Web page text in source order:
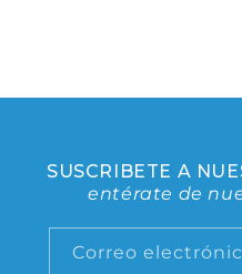
SUSCRIBETE A
entérate de
Correo